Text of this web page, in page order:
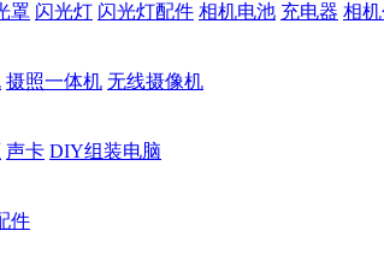
罩 闪光灯 闪光灯配件 相机电池 充电器 相
摄照一体机 无线摄像机
声卡 DIY组装电脑
件